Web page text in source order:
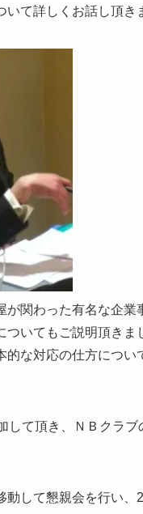
て詳しくお話し頂き
が関わった有名な企
ついてもご説明頂き
な対応の仕方につい
して頂き、ＮＢクラブ
動して懇親会を行い、